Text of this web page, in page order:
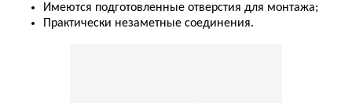
Имеются подготовленные отверстия для монтажа;
Практически незаметные соединения.